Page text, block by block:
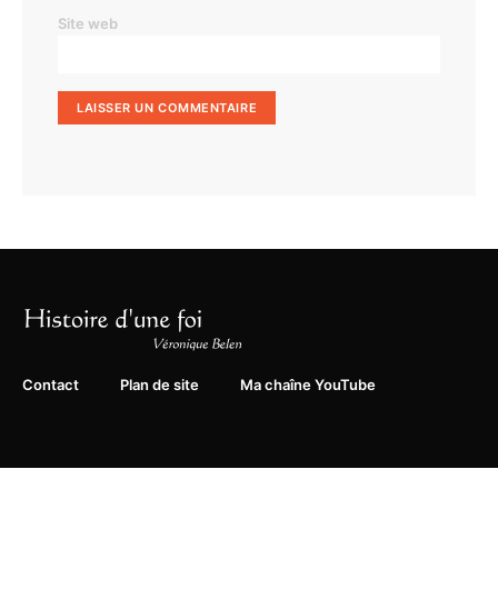
Site web
Contact Plan de site Ma chaîne YouTube